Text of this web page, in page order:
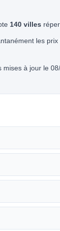
140 villes
les
mises à jour le